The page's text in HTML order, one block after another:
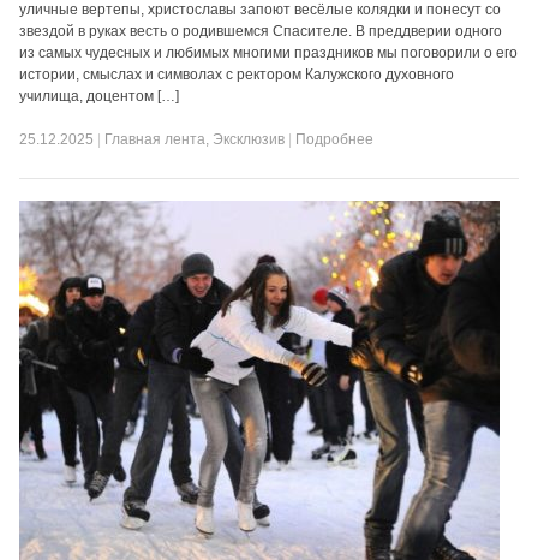
уличные вертепы, христославы запоют весёлые колядки и понесут со
звездой в руках весть о родившемся Спасителе. В преддверии одного
из самых чудесных и любимых многими праздников мы поговорили о его
истории, смыслах и символах с ректором Калужского духовного
училища, доцентом […]
25.12.2025 Главная лента, Эксклюзив Подробнее